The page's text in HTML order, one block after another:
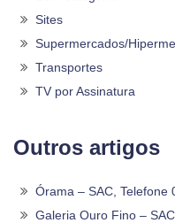
Sites
Supermercados/
Transportes
TV por Assinatura
Outros artigos
Órama – SAC, Telefone
Galeria Ouro Fino –